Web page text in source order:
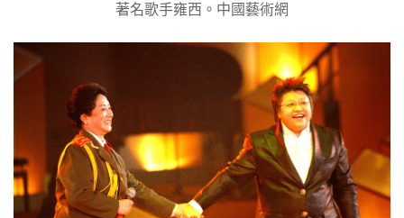
著名歌手雍西。中國藝術網